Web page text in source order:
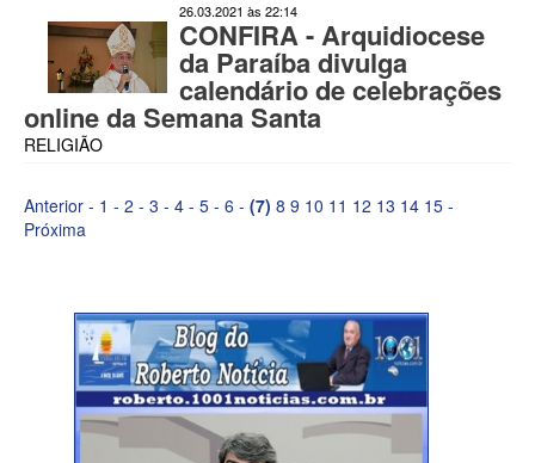
26.03.2021 às 22:14
CONFIRA - Arquidiocese
da Paraíba divulga
calendário de celebrações
online da Semana Santa
RELIGIÃO
Anterior - 1 - 2 - 3 - 4 - 5 - 6 - (7) 8 9 10 11 12 13 14 15 -
Próxima